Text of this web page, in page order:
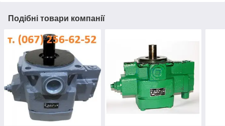
Подібні товари компанії